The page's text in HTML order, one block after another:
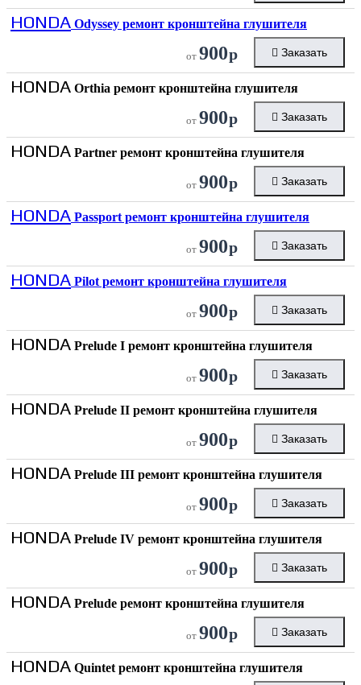
HONDA Odyssey ремонт кронштейна глушителя
от 900р Заказать
HONDA Orthia ремонт кронштейна глушителя
от 900р Заказать
HONDA Partner ремонт кронштейна глушителя
от 900р Заказать
HONDA Passport ремонт кронштейна глушителя
от 900р Заказать
HONDA Pilot ремонт кронштейна глушителя
от 900р Заказать
HONDA Prelude I ремонт кронштейна глушителя
от 900р Заказать
HONDA Prelude II ремонт кронштейна глушителя
от 900р Заказать
HONDA Prelude III ремонт кронштейна глушителя
от 900р Заказать
HONDA Prelude IV ремонт кронштейна глушителя
от 900р Заказать
HONDA Prelude ремонт кронштейна глушителя
от 900р Заказать
HONDA Quintet ремонт кронштейна глушителя